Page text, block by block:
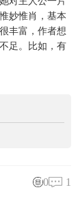
妙惟肖，基本
丰富，作者想
足。比如，有
0 1